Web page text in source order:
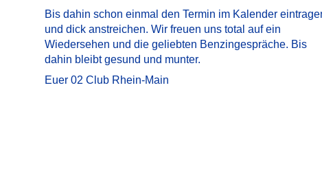
Bis dahin schon einmal den Termin im Kalender
und dick anstreichen. Wir freuen uns total auf ein
Wiedersehen und die geliebten Benzingespräche. Bis
dahin bleibt gesund und munter.
Euer 02 Club Rhein-Main